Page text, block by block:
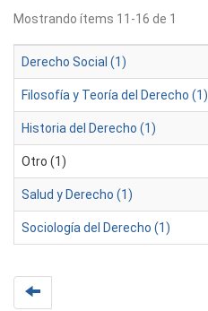
Mostrando ítems 11-16 de 1
Derecho Social (1)
Filosofía y Teoría del Derecho (1)
Historia del Derecho (1)
Otro (1)
Salud y Derecho (1)
Sociología del Derecho (1)